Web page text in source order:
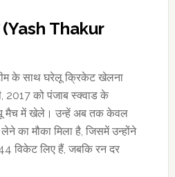
(Yash Thakur
के साथ घरेलू क्रिकेट खेलना
2017 को पंजाब स्क्वाड के
मैच में खेले। उन्हें अब तक केवल
का मौका मिला है, जिसमें उन्होंने
विकेट लिए हैं, जबकि रन दर